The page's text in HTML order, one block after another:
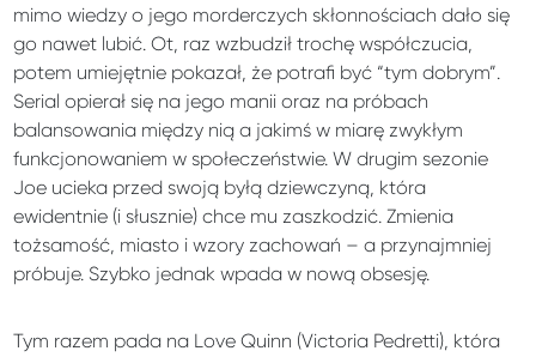
mimo wiedzy o jego morderczych skłonnościach dało się
go nawet lubić. Ot, raz wzbudził trochę współczucia,
potem umiejętnie pokazał, że potrafi być “tym dobrym”.
Serial opierał się na jego manii oraz na próbach
balansowania między nią a jakimś w miarę zwykłym
funkcjonowaniem w społeczeństwie. W drugim sezonie
Joe ucieka przed swoją byłą dziewczyną, która
ewidentnie (i słusznie) chce mu zaszkodzić. Zmienia
tożsamość, miasto i wzory zachowań – a przynajmniej
próbuje. Szybko jednak wpada w nową obsesję.
Tym razem pada na Love Quinn (Victoria Pedretti), która